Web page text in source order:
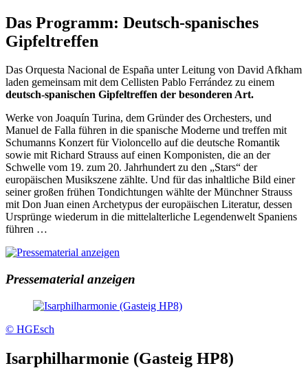
Das Programm: Deutsch-spanisches
Gipfeltreffen
Das Orquesta Nacional de España unter Leitung von David Afkham
laden gemeinsam mit dem Cellisten Pablo Ferrández zu einem
deutsch-spanischen Gipfeltreffen der besonderen Art.
Werke von Joaquín Turina, dem Gründer des Orchesters, und
Manuel de Falla führen in die spanische Moderne und treffen mit
Schumanns Konzert für Violoncello auf die deutsche Romantik
sowie mit Richard Strauss auf einen Komponisten, die an der
Schwelle vom 19. zum 20. Jahrhundert zu den „Stars“ der
europäischen Musikszene zählte. Und für das inhaltliche Bild einer
seiner großen frühen Tondichtungen wählte der Münchner Strauss
mit Don Juan einen Archetypus der europäischen Literatur, dessen
Ursprünge wiederum in die mittelalterliche Legendenwelt Spaniens
führen …
Pressematerial anzeigen
© HGEsch
Isarphilharmonie (Gasteig HP8)